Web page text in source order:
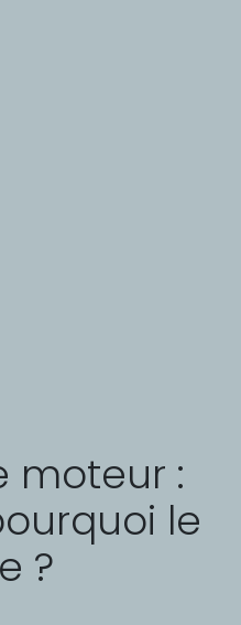
moteur :
le
?